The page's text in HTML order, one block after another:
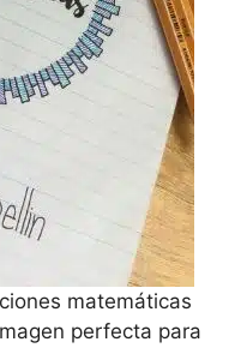
matemáticas
perfecta para